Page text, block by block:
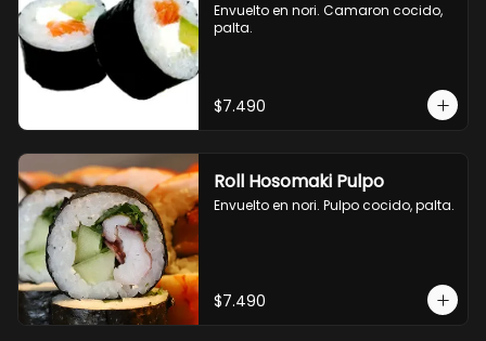
Envuelto en nori. Camaron cocido,
palta.
$7.490
Roll Hosomaki Pulpo
Envuelto en nori. Pulpo cocido, palta.
$7.490